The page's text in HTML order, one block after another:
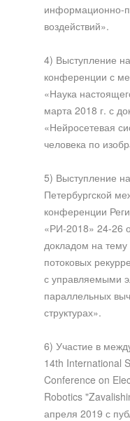
информационно-
воздействий».
4) Выступление
конференции с
«Наука
марта 2018 г. с
«Нейросетевая
человека по
5) Выступление
Петербургской
конференции
«РИ-2018» 24-26
докладом на
потоковых
с управляемыми
параллельных
структурах».
6) Участие в
14th International
Conference on
Robotics
апреля 2019 с